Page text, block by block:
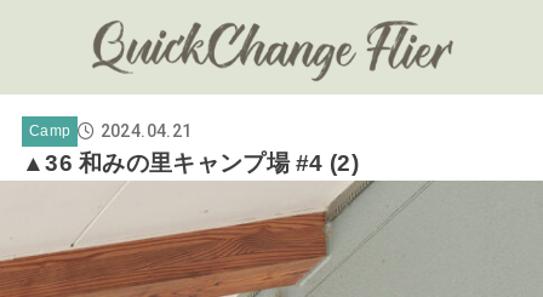
Camp 2024.04.21
▲36 和みの里キャンプ場 #4 (2)